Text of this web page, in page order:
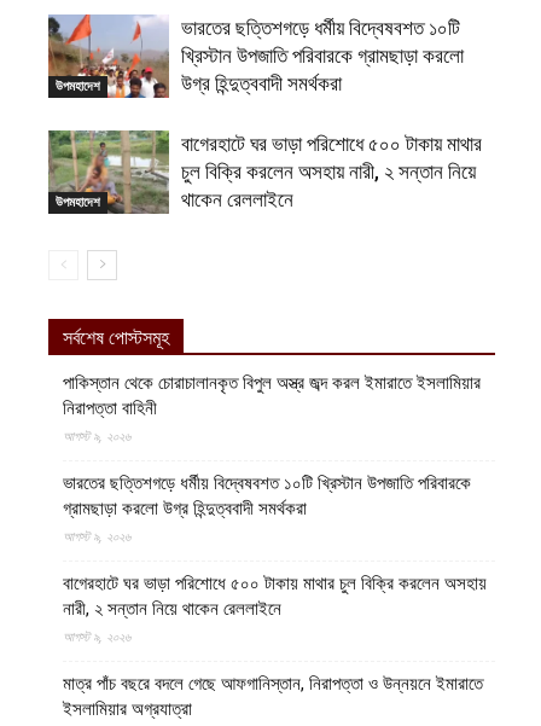
উপমহাদেশ
ভারতের ছত্তিশগড়ে ধর্মীয় বিদ্বেষবশত ১০টি
খ্রিস্টান উপজাতি পরিবারকে গ্রামছাড়া করলো
উগ্র হিন্দুত্ববাদী সমর্থকরা
উপমহাদেশ
বাগেরহাটে ঘর ভাড়া পরিশোধে ৫০০ টাকায় মাথার
চুল বিক্রি করলেন অসহায় নারী, ২ সন্তান নিয়ে
থাকেন রেললাইনে
সর্বশেষ পোস্টসমূহ
পাকিস্তান থেকে চোরাচালানকৃত বিপুল অস্ত্র জব্দ করল ইমারাতে ইসলামিয়ার
নিরাপত্তা বাহিনী
আগস্ট ৯, ২০২৬
ভারতের ছত্তিশগড়ে ধর্মীয় বিদ্বেষবশত ১০টি খ্রিস্টান উপজাতি পরিবারকে
গ্রামছাড়া করলো উগ্র হিন্দুত্ববাদী সমর্থকরা
আগস্ট ৯, ২০২৬
বাগেরহাটে ঘর ভাড়া পরিশোধে ৫০০ টাকায় মাথার চুল বিক্রি করলেন অসহায়
নারী, ২ সন্তান নিয়ে থাকেন রেললাইনে
আগস্ট ৯, ২০২৬
মাত্র পাঁচ বছরে বদলে গেছে আফগানিস্তান, নিরাপত্তা ও উন্নয়নে ইমারাতে
ইসলামিয়ার অগ্রযাত্রা